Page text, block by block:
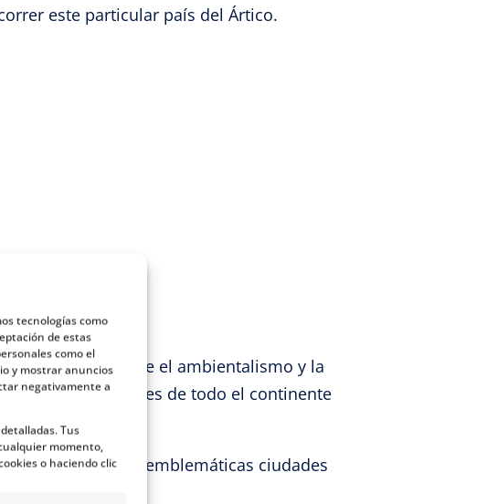
tecnologías como
de estas
como el
y mostrar anuncios
negativamente a
Tus
momento,
o haciendo clic
este particular país del Ártico.
postura sobre el ambientalismo y la
impresionantes de todo el continente
las hermosas y emblemáticas ciudades